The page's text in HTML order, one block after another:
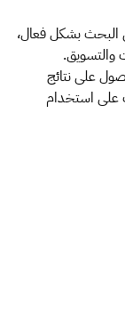
البحث بشكل فعال،
والتسويق.
على نتائج
على استخدام